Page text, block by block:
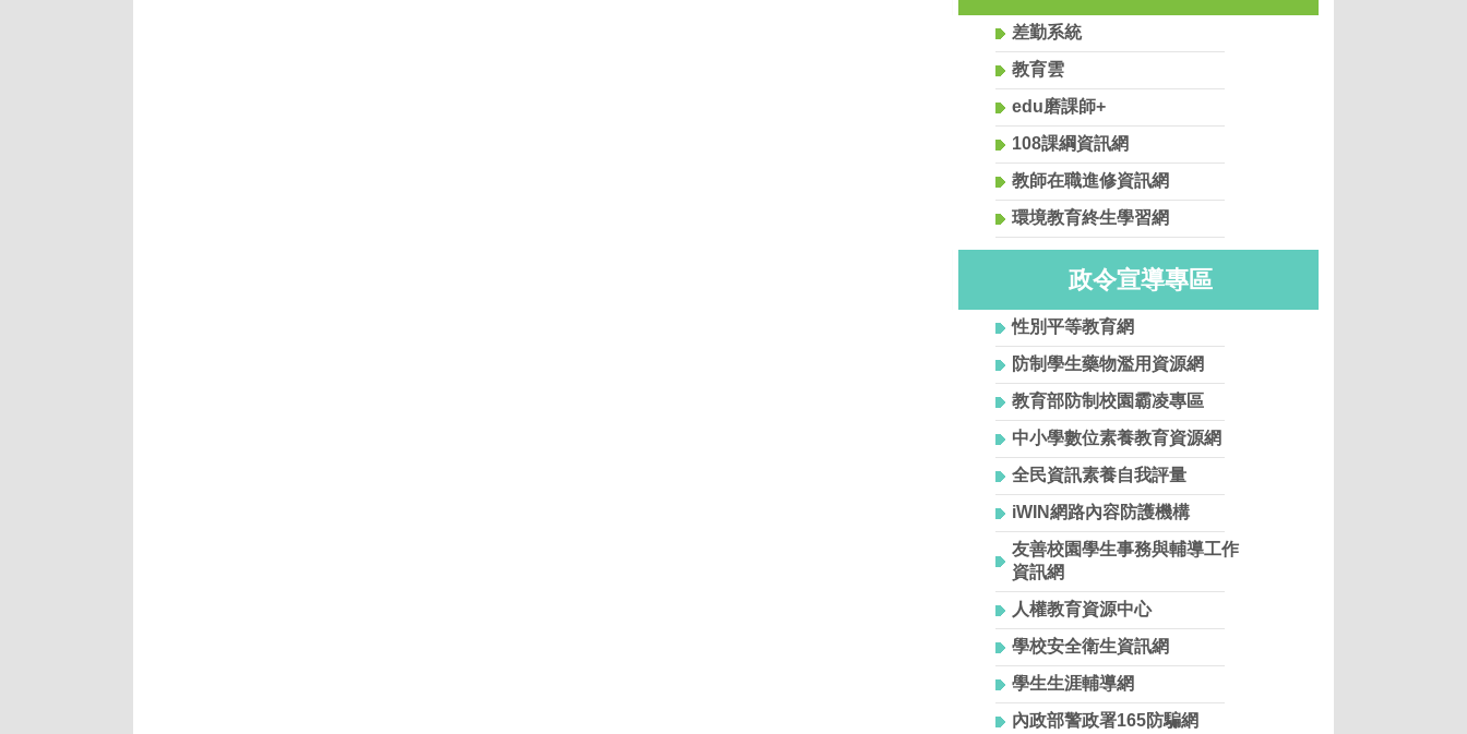
差勤系統
教育雲
edu磨課師+
108課綱資訊網
教師在職進修資訊網
環境教育終生學習網
政令宣導專區
性別平等教育網
防制學生藥物濫用資源網
教育部防制校園霸凌專區
中小學數位素養教育資源網
全民資訊素養自我評量
iWIN網路內容防護機構
友善校園學生事務與輔導工作
資訊網
人權教育資源中心
學校安全衛生資訊網
學生生涯輔導網
內政部警政署165防騙網